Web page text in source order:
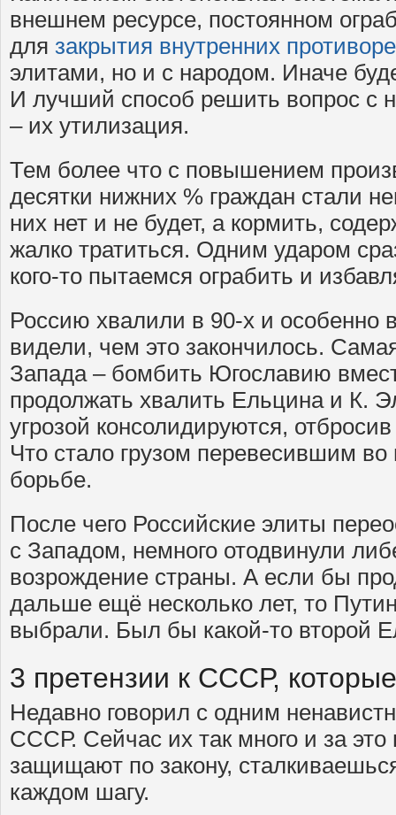
внешнем ресурсе, постоянном
для закрытия внутренних
элитами, но и с народом. Иначе
И лучший способ решить вопрос с
– их утилизация.
Тем более что с повышением
десятки нижних % граждан стали
них нет и не будет, а кормить,
жалко тратиться. Одним ударом
кого-то пытаемся ограбить и
Россию хвалили в 90-х и особенно
видели, чем это закончилось.
Запада – бомбить Югославию
продолжать хвалить Ельцина и К.
угрозой консолидируются,
Что стало грузом перевесившим во
борьбе.
После чего Российские элиты
с Западом, немного отодвинули
возрождение страны. А если бы
дальше ещё несколько лет, то
выбрали. Был бы какой-то второй
3 претензии к СССР,
Недавно говорил с одним
СССР. Сейчас их так много и за это
защищают по закону,
каждом шагу.